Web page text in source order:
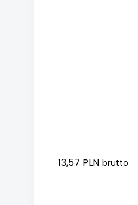
13,57 PLN brutto